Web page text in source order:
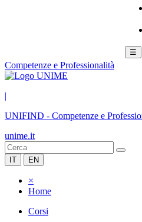
☰
Competenze e Professionalità
|
UNIFIND - Competenze e
unime.it
IT EN
×
Home
Corsi